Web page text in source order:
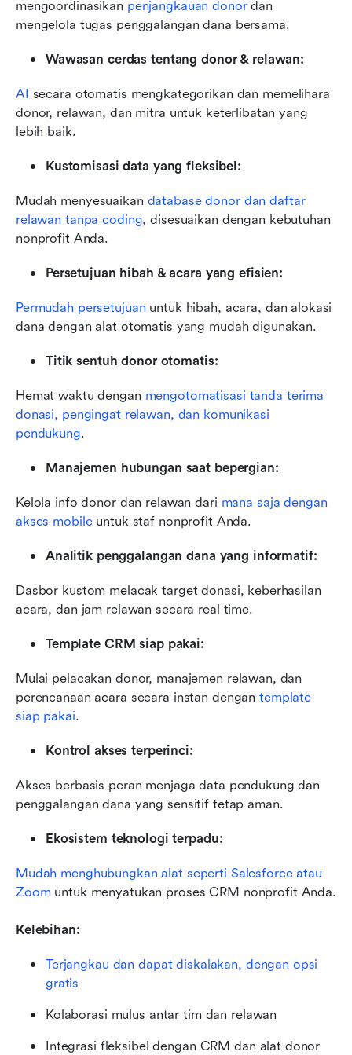
mengoordinasikan penjangkauan donor dan
mengelola tugas penggalangan dana bersama.
Wawasan cerdas tentang donor & relawan:
AI secara otomatis mengkategorikan dan memelihara
donor, relawan, dan mitra untuk keterlibatan yang
lebih baik.
Kustomisasi data yang fleksibel:
Mudah menyesuaikan database donor dan daftar
relawan tanpa coding, disesuaikan dengan kebutuhan
nonprofit Anda.
Persetujuan hibah & acara yang efisien:
Permudah persetujuan untuk hibah, acara, dan alokasi
dana dengan alat otomatis yang mudah digunakan.
Titik sentuh donor otomatis:
Hemat waktu dengan mengotomatisasi tanda terima
donasi, pengingat relawan, dan komunikasi
pendukung.
Manajemen hubungan saat bepergian:
Kelola info donor dan relawan dari mana saja dengan
akses mobile untuk staf nonprofit Anda.
Analitik penggalangan dana yang informatif:
Dasbor kustom melacak target donasi, keberhasilan
acara, dan jam relawan secara real time.
Template CRM siap pakai:
Mulai pelacakan donor, manajemen relawan, dan
perencanaan acara secara instan dengan template
siap pakai.
Kontrol akses terperinci:
Akses berbasis peran menjaga data pendukung dan
penggalangan dana yang sensitif tetap aman.
Ekosistem teknologi terpadu:
Mudah menghubungkan alat seperti Salesforce atau
Zoom untuk menyatukan proses CRM nonprofit Anda.
Kelebihan:
Terjangkau dan dapat diskalakan, dengan opsi
gratis
Kolaborasi mulus antar tim dan relawan
Integrasi fleksibel dengan CRM dan alat donor